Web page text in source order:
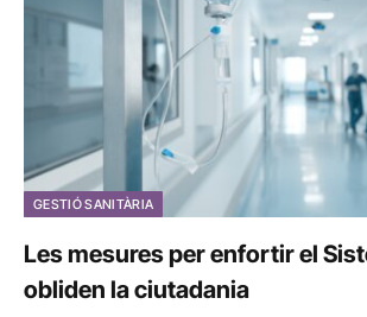
GESTIÓ SANITÀRIA
Les mesures per enfortir el
obliden la ciutadania